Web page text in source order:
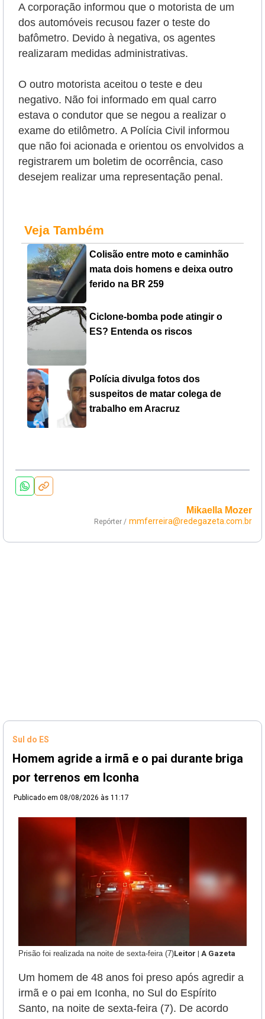
A corporação informou que o motorista de um
dos automóveis recusou fazer o teste do
bafômetro. Devido à negativa, os agentes
realizaram medidas administrativas.
O outro motorista aceitou o teste e deu
negativo. Não foi informado em qual carro
estava o condutor que se negou a realizar o
exame do etilômetro. A Polícia Civil informou
que não foi acionada e orientou os envolvidos a
registrarem um boletim de ocorrência, caso
desejem realizar uma representação penal.
Veja Também
Colisão entre moto e caminhão
mata dois homens e deixa outro
ferido na BR 259
Ciclone-bomba pode atingir o
ES? Entenda os riscos
Polícia divulga fotos dos
suspeitos de matar colega de
trabalho em Aracruz
Mikaella Mozer
Repórter / mmferreira@redegazeta.com.br
Sul do ES
Homem agride a irmã e o pai durante briga
por terrenos em Iconha
Publicado em 08/08/2026 às 11:17
Prisão foi realizada na noite de sexta-feira (7)Leitor | A Gazeta
Um homem de 48 anos foi preso após agredir a
irmã e o pai em Iconha, no Sul do Espírito
Santo, na noite de sexta-feira (7). De acordo